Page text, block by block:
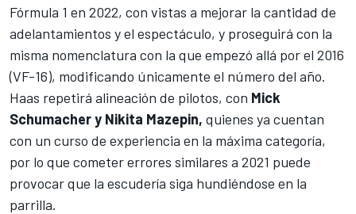
Fórmula 1 en 2022, con vistas a mejorar la cantidad de
adelantamientos y el espectáculo, y proseguirá con la
misma nomenclatura con la que empezó allá por el 2016
(VF-16), modificando únicamente el número del año.
Haas repetirá alineación de pilotos, con Mick
Schumacher y Nikita Mazepin, quienes ya cuentan
con un curso de experiencia en la máxima categoría,
por lo que cometer errores similares a 2021 puede
provocar que la escudería siga hundiéndose en la
parrilla.